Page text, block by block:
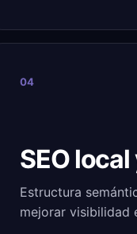
04
SEO
Estructura
mejorar visibilidad